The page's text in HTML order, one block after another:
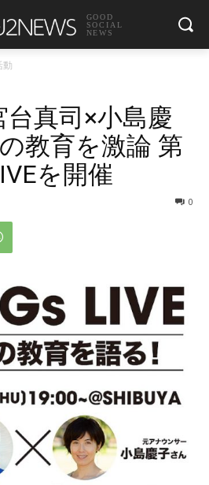
GOOD
SOCIAL
NEWS
動
台真司×小島慶
教育を激論 第
を開催
0